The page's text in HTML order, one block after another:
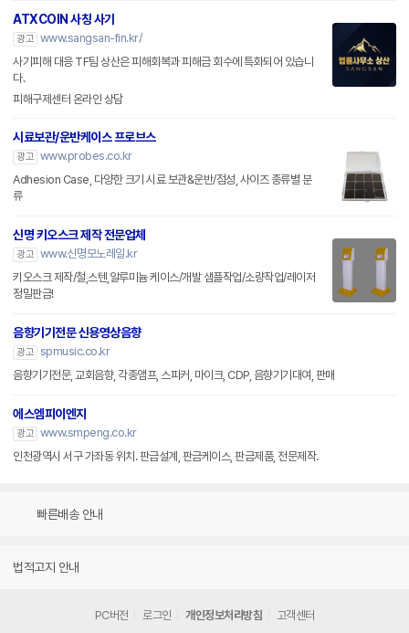
ATXCOIN 사칭 사기
광고 www.sangsan-fin.kr/
사기피해 대응 TF팀 상산은 피해회복과 피해금 회수에 특화되어 있습니
다.
피해구제센터 온라인 상담
시료보관/운반케이스 프로브스
광고 www.probes.co.kr
Adhesion Case, 다양한 크기 시료 보관&운반/점성, 사이즈 종류별 분
류
신명 키오스크 제작 전문업체
광고 www.신명모노레일.kr
키오스크 제작/철,스텐,알루미늄 케이스/개발 샘플작업/소량작업/레이저
정밀판금!
음향기기전문 신용영상음향
광고 spmusic.co.kr
음향기기전문, 교회음향, 각종앰프, 스피커, 마이크, CDP, 음향기기대여, 판매
에스엠피이엔지
광고 www.smpeng.co.kr
인천광역시 서구 가좌동 위치. 판금설계, 판금케이스, 판금제품, 전문제작.
빠른배송 안내
법적고지 안내
PC버전 로그인 개인정보처리방침 고객센터